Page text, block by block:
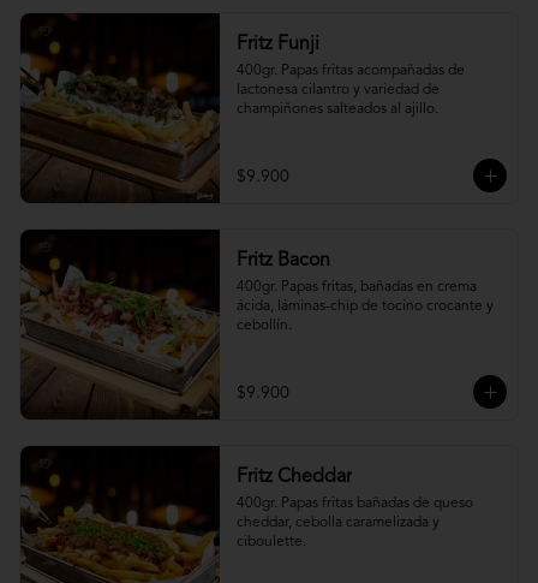
Fritz Funji
400gr. Papas fritas acompañadas de
lactonesa cilantro y variedad de
champiñones salteados al ajillo.
$9.900
Fritz Bacon
400gr. Papas fritas, bañadas en crema
ácida, láminas-chip de tocino crocante y
cebollín.
$9.900
Fritz Cheddar
400gr. Papas fritas bañadas de queso
cheddar, cebolla caramelizada y
ciboulette.